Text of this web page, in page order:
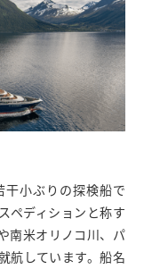
干小ぶりの探検船で
ペディションと称す
南米オリノコ川、パ
航しています。船名